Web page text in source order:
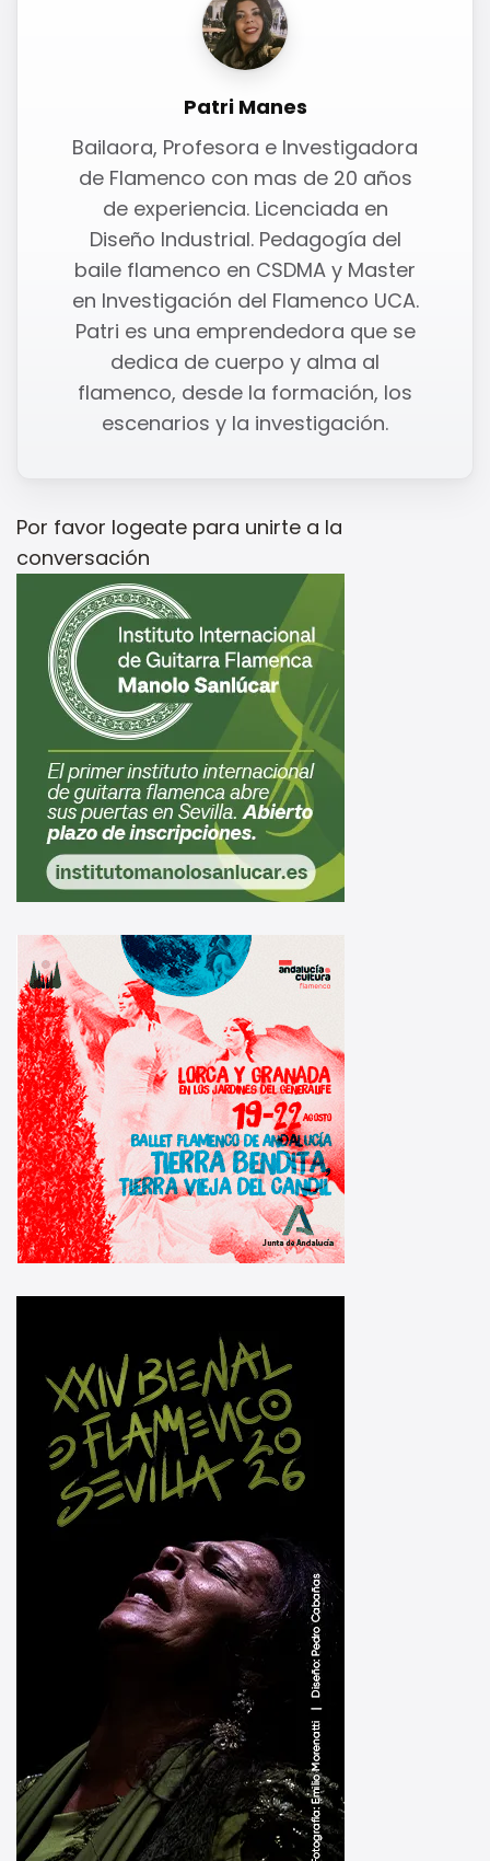
Patri Manes
Bailaora, Profesora e Investigadora
de Flamenco con mas de 20 años
de experiencia. Licenciada en
Diseño Industrial. Pedagogía del
baile flamenco en CSDMA y Master
en Investigación del Flamenco UCA.
Patri es una emprendedora que se
dedica de cuerpo y alma al
flamenco, desde la formación, los
escenarios y la investigación.
Por favor logeate para unirte a la
conversación